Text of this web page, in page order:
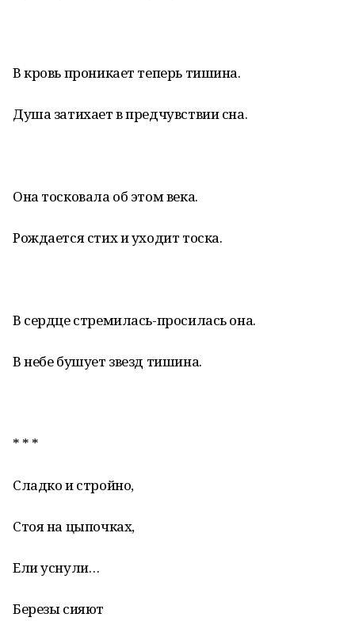
В кровь проникает теперь тишина.
Душа затихает в предчувствии сна.
Она тосковала об этом века.
Рождается стих и уходит тоска.
В сердце стремилась-просилась она.
В небе бушует звезд тишина.
* * *
Сладко и стройно,
Стоя на цыпочках,
Ели уснули…
Березы сияют